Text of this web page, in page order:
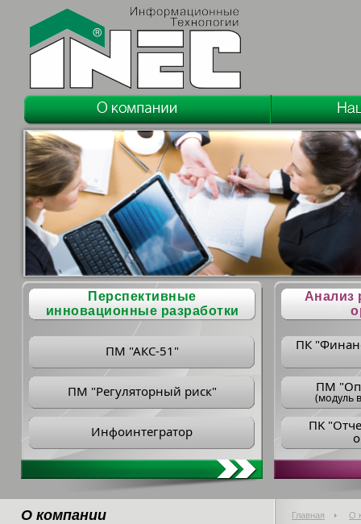
Перспективные
инновационные разработки
ПМ "АКС-51"
ПМ "Регуляторный риск"
Инфоинтегратор
Анализ
ПК
ПM
(модуль
ПK
О компании Главная О